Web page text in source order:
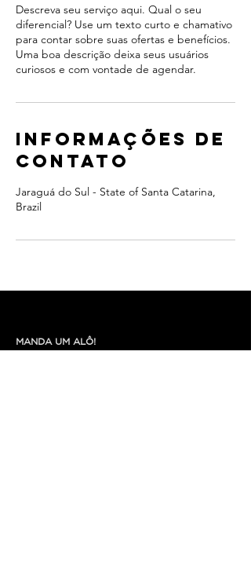
Descreva seu serviço aqui. Qual o seu
diferencial? Use um texto curto e chamativo
para contar sobre suas ofertas e benefícios.
Uma boa descrição deixa seus usuários
curiosos e com vontade de agendar.
Informações de
contato
Jaraguá do Sul - State of Santa Catarina,
Brazil
MANDA UM ALÔ!